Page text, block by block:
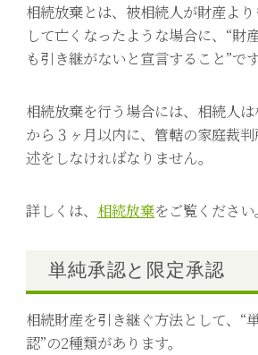
相続放棄とは、被相続人が財産よ
して亡くなったような場合に、“財
も引き継がないと宣言すること”です
相続放棄を行う場合には、相続人
から３ヶ月以内に、管轄の家庭裁
述をしなければなりません。
詳しくは、 相続放棄をご覧ください。
単純承認と限定承認
相続財産を引き継ぐ方法として、“
認”の2種類があります。